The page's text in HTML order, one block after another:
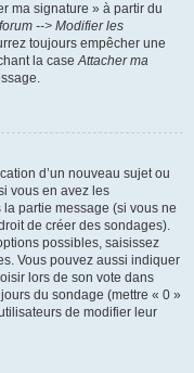
ma signature » à partir du
--> Modifier les
toujours empêcher une
la caseAttacher ma
d’un nouveau sujet ou
vous en avez les
la partie message (si vous ne
de créer des sondages).
possibles, saisissez
Vous pouvez aussi indiquer
lors de son vote dans
du sondage (mettre « 0 »
de modifier leur